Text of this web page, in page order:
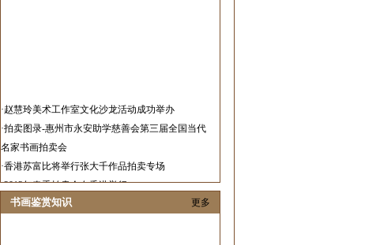
赵慧玲美术工作室文化沙龙活动成功举办
拍卖图录-惠州市永安助学慈善会第三届全国当代
名家书画拍卖会
香港苏富比将举行张大千作品拍卖专场
·2013年春季拍卖会在香港举行
2012中国艺术发展报告隆重发布
书画鉴赏知识 更多